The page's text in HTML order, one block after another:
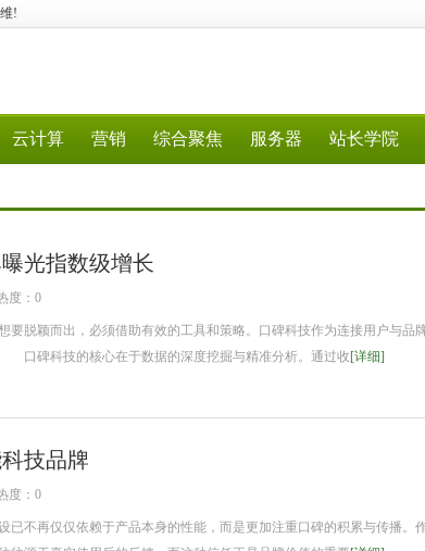
!
云计算 营销 综合聚焦 服务器 站长学院
光指数级增长
度：0
脱颖而出，必须借助有效的工具和策略。口碑科技作为连接用户与品
口碑科技的核心在于数据的深度挖掘与精准分析。通过收[详细]
技品牌
度：0
不再仅仅依赖于产品本身的性能，而是更加注重口碑的积累与传播。